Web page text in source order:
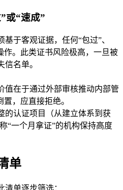
“速成”
于客观证据，任何“包过”、
作。此类证书风险极高，一旦被
名单。
在于通过外部审核推动内部管
，应直接拒绝。
认证项目（从建立体系到获
“一个月拿证”的机构保持高度
单
单逐步筛选：